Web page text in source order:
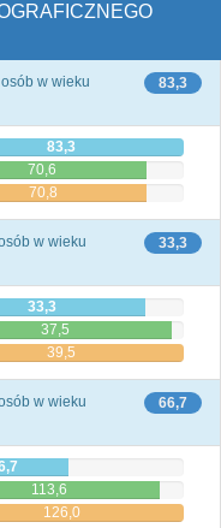
83,3
w wieku
83,3
70,6
70,8
33,3
w wieku
33,3
37,5
39,5
66,7
w wieku
113,6
126,0